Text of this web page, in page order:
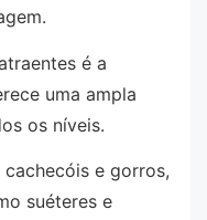
é a
uma ampla
os níveis.
e gorros,
suéteres e